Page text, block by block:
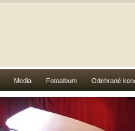
Media Fotoalbum Odehrané